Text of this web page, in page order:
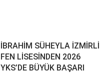
İBRAHİM SÜHEYLA İZMİRLİ
FEN LİSESİNDEN 2026
YKS’DE BÜYÜK BAŞARI